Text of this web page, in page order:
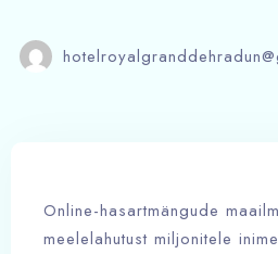
Online-hasartmängude
meelelahutust miljonitele